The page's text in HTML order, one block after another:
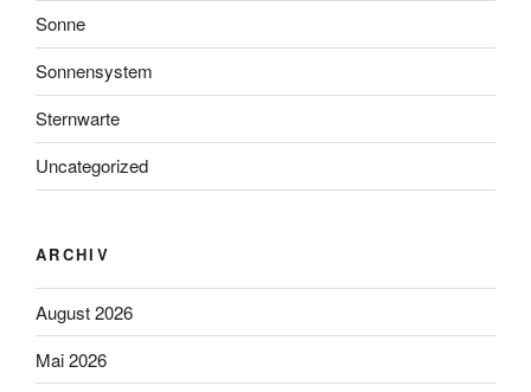
Sonne
Sonnensystem
Sternwarte
Uncategorized
ARCHIV
August 2026
Mai 2026